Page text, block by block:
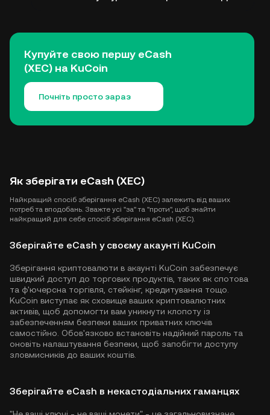
Купуйте свою першу eCash
(XEC) на KuCoin
Почніть просто зараз
Як зберігати eCash (XEC)
Найкращий спосіб зберігання eCash (XEC) залежить від ваших
потреб та вподобань. Зважте усі "за" та "проти", щоб знайти
найкращий для себе спосіб зберігання eCash (XEC).
Зберігайте eCash у своєму акаунті KuCoin
Зберігання криптовалюти в акаунті KuCoin забезпечує
швидкий доступ до торгових продуктів, таких як спотова
та ф'ючерсна торгівля, стейкінг, кредитування тощо.
KuCoin виступає як сховище ваших криптовалютних
активів, щоб допомогти вам уникнути клопоту із
забезпеченням безпеки ваших приватних ключів
самостійно. Обов'язково встановіть надійний пароль та
оновіть налаштування безпеки, щоб запобігти доступу
зловмисників до ваших коштів.
Зберігайте eCash в некастодіальних гаманцях